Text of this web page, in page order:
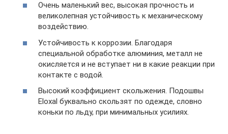
Очень маленький вес, высокая прочность и
великолепная устойчивость к механическому
воздействию.
Устойчивость к коррозии. Благодаря
специальной обработке алюминия, металл не
окисляется и не вступает ни в какие реакции при
контакте с водой.
Высокий коэффициент скольжения. Подошвы
Eloxal буквально скользят по одежде, словно
коньки по льду, при минимальных усилиях.